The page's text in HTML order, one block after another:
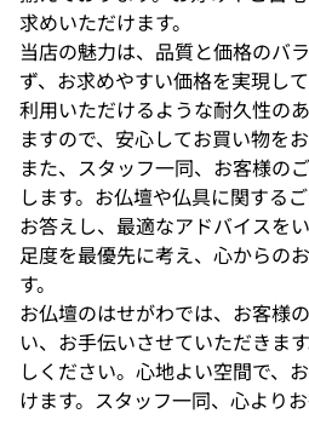
求めいただけます。
当店の魅力は、品質と価格のバ
ず、お求めやすい価格を実現し
利用いただけるような耐久性の
ますので、安心してお買い物を
また、スタッフ一同、お客様の
します。お仏壇や仏具に関する
お答えし、最適なアドバイスを
足度を最優先に考え、心からの
す。
お仏壇のはせがわでは、お客様
い、お手伝いさせていただきま
しください。心地よい空間で、
けます。スタッフ一同、心より